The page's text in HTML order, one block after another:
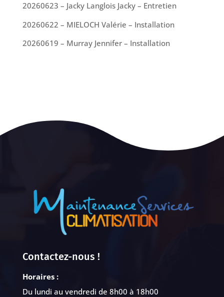
20260623 – Jacky Langlois Jacky – Entretien
20260622 – MIELOCH Valérie – Installation
20260619 – Murray Jennifer – Installation
Contactez-nous !
Horaires :
Du lundi au vendredi de 8h00 à 18h00